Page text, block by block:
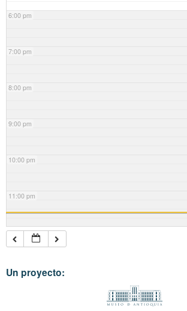
6:00 pm
7:00 pm
8:00 pm
9:00 pm
10:00 pm
11:00 pm
Un proyecto: